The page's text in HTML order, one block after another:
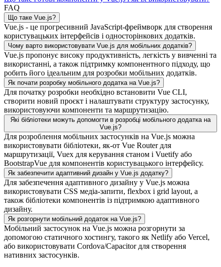
FAQ
Що таке Vue.js?
Vue.js - це прогресивний JavaScript-фреймворк для створення
користувацьких інтерфейсів і односторінкових додатків.
Чому варто використовувати Vue.js для мобільних додатків?
Vue.js пропонує високу продуктивність, легкість у вивченні та
використанні, а також підтримку компонентного підходу, що
робить його ідеальним для розробки мобільних додатків.
Як почати розробку мобільного додатка на Vue.js?
Для початку розробки необхідно встановити Vue CLI,
створити новий проєкт і налаштувати структуру застосунку,
використовуючи компоненти та маршрутизацію.
Які бібліотеки можуть допомогти в розробці мобільного додатка на
Vue.js?
Для розроблення мобільних застосунків на Vue.js можна
використовувати бібліотеки, як-от Vue Router для
маршрутизації, Vuex для керування станом і Vuetify або
BootstrapVue для компонентів користувацького інтерфейсу.
Як забезпечити адаптивний дизайн у Vue.js додатку?
Для забезпечення адаптивного дизайну у Vue.js можна
використовувати CSS медіа-запити, flexbox і grid layout, а
також бібліотеки компонентів із підтримкою адаптивного
дизайну.
Як розгорнути мобільний додаток на Vue.js?
Мобільний застосунок на Vue.js можна розгорнути за
допомогою статичного хостингу, такого як Netlify або Vercel,
або використовувати Cordova/Capacitor для створення
нативних застосунків.